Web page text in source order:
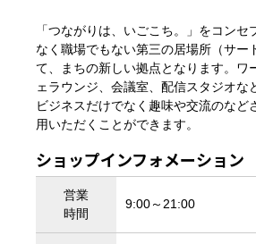
「つながりは、いごこち。」をコンセ
なく職場でもない第三の居場所（サー
て、まちの新しい拠点となります。ワ
ェラウンジ、会議室、配信スタジオな
ビジネスだけでなく趣味や交流のなど
用いただくことができます。
ショップインフォメーション
営業
時間
9:00～21:00